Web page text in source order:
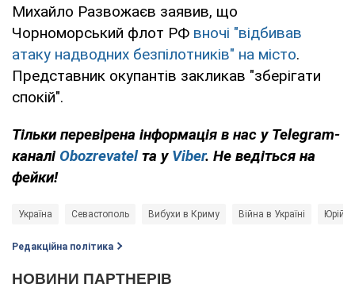
Михайло Развожаєв заявив, що
Чорноморський флот РФ вночі "відбивав
атаку надводних безпілотників" на місто.
Представник окупантів закликав "зберігати
спокій".
Тільки перевірена інформація в нас у Telegram-
каналі Obozrevatelта у Viber. Не ведіться на
фейки!
Україна Севастополь Вибухи в Криму Війна в Україні Юрій
Редакційна політика